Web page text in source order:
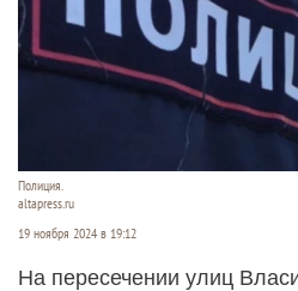
Полиция.
altapress.ru
19 ноября 2024 в 19:12
На пересечении улиц